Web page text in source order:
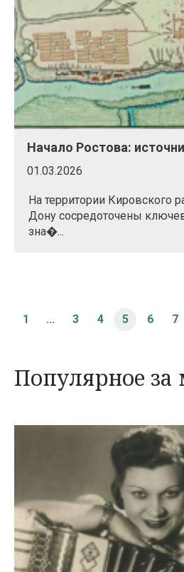
Начало Ростова:
01.03.2026
На территории Кировского
Дону сосредоточены
зна�...
1 ... 3 4 5 6 7
Популярное за